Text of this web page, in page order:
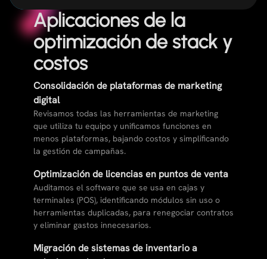
Aplicaciones de la
optimización de stack y
costos
Consolidación de plataformas de marketing
digital
Revisamos todas las herramientas de marketing
que utiliza tu equipo y unificamos funciones en
menos plataformas, bajando costos y simplificando
la gestión de campañas.
Optimización de licencias en puntos de venta
Auditamos el software que se usa en cajas y
terminales (POS), identificando módulos sin uso o
herramientas duplicadas, para renegociar contratos
y eliminar gastos innecesarios.
Migración de sistemas de inventario a